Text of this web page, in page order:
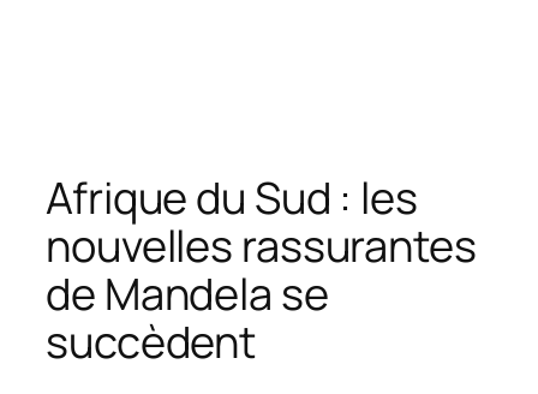
Afrique du Sud : les
nouvelles rassurantes
de Mandela se
succèdent